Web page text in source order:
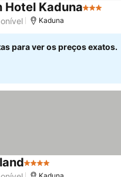
Hotel Kaduna3 Estrelas
Kaduna
para ver os preços exatos.
4 Estrelas